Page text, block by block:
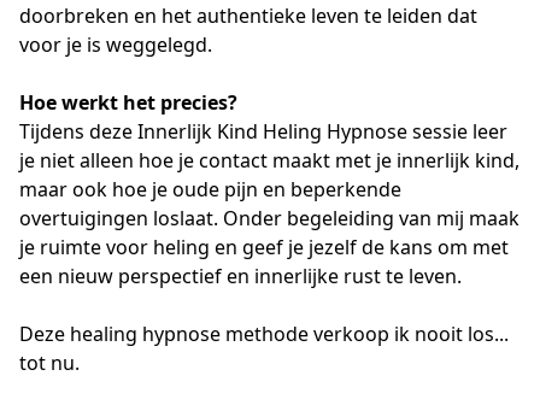
doorbreken en het authentieke leven te leiden dat
voor je is weggelegd.
Hoe werkt het precies?
Tijdens deze Innerlijk Kind Heling Hypnose sessie leer
je niet alleen hoe je contact maakt met je innerlijk kind,
maar ook hoe je oude pijn en beperkende
overtuigingen loslaat. Onder begeleiding van mij maak
je ruimte voor heling en geef je jezelf de kans om met
een nieuw perspectief en innerlijke rust te leven.
Deze healing hypnose methode verkoop ik nooit los...
tot nu.